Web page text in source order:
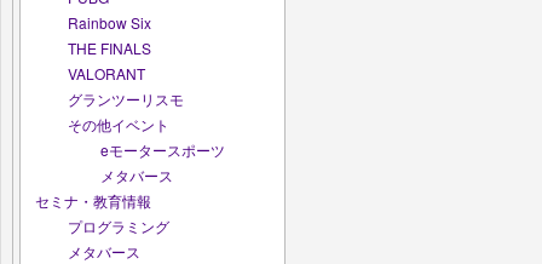
Rainbow Six
THE FINALS
VALORANT
グランツーリスモ
その他イベント
eモータースポーツ
メタバース
セミナ・教育情報
プログラミング
メタバース